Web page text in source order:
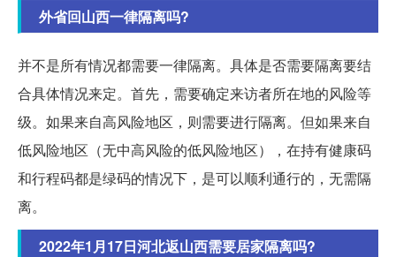
外省回山西一律隔离吗?
并不是所有情况都需要一律隔离。具体是否需要隔离要结
合具体情况来定。首先，需要确定来访者所在地的风险等
级。如果来自高风险地区，则需要进行隔离。但如果来自
低风险地区（无中高风险的低风险地区），在持有健康码
和行程码都是绿码的情况下，是可以顺利通行的，无需隔
离。
2022年1月17日河北返山西需要居家隔离吗?